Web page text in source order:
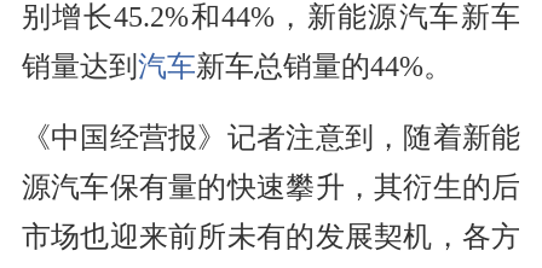
别增长45.2%和44%，新能源汽车新车
销量达到 汽车新车总销量的44%。
《中国经营报》记者注意到，随着新能
源汽车保有量的快速攀升，其衍生的后
市场也迎来前所未有的发展契机，各方